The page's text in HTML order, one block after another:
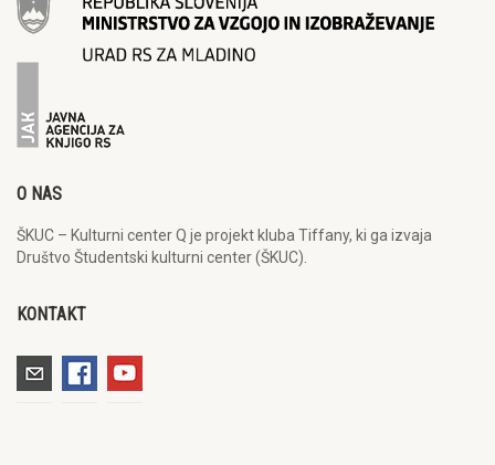
O NAS
ŠKUC – Kulturni center Q je projekt kluba Tiffany, ki ga izvaja
Društvo Študentski kulturni center (ŠKUC).
KONTAKT